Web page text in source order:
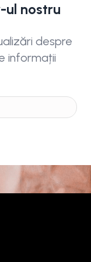
ul nostru
despre
informații